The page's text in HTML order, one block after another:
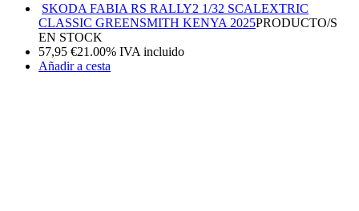
SKODA FABIA RS RALLY2 1/32 SCALEXTRIC
CLASSIC GREENSMITH KENYA 2025PRODUCTO/S
EN STOCK
57,95 €21.00% IVA incluido
Añadir a cesta